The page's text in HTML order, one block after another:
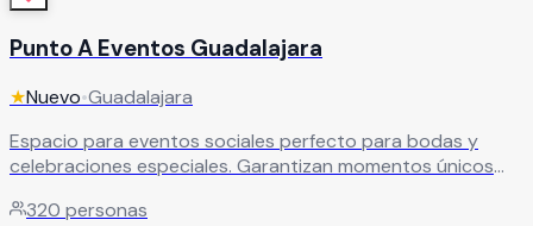
Punto A Eventos Guadalajara
★Nuevo•Guadalajara
Espacio para eventos sociales perfecto para bodas y
celebraciones especiales. Garantizan momentos únicos
para siempre.Leer más
320 personas